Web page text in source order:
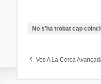
No s’ha trobat cap
Ves A La Cerca